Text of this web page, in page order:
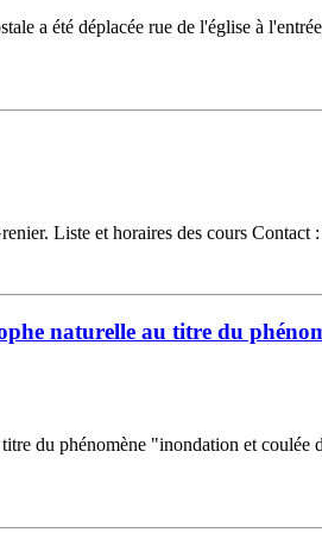
a été déplacée rue de l'église à
Grenier. Liste et horaires des cours
naturelle au titre du
du phénomène "inondation et